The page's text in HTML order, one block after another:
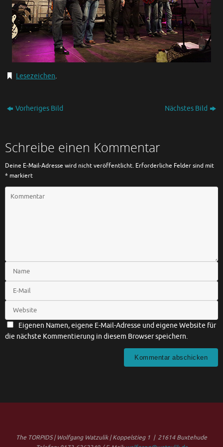
Lesezeichen.
Vorheriges Bild Nächstes Bild
Schreibe einen Kommentar
Deine E-Mail-Adresse wird nicht veröffentlicht. Erforderliche Felder sind mit
* markiert
Eigenen Namen, eigene E-Mail-Adresse und eigene Website für
die nächste Kommentierung in diesem Browser speichern.
The TORPIDS | Wolfgang Watzulik | Koppelstieg 1 | 21614 Buxtehude